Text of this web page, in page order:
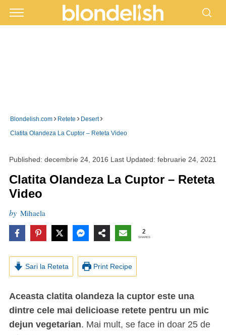
Blondelish.com › Retete › Desert ›
Clatita Olandeza La Cuptor – Reteta Video
Published: decembrie 24, 2016 Last Updated: februarie 24, 2021
Clatita Olandeza La Cuptor – Reteta
Video
by Mihaela
2
SHARES
Sari la Reteta Print Recipe
Aceasta clatita olandeza la cuptor este una
dintre cele mai delicioase retete pentru un mic
dejun vegetarian. Mai mult, se face in doar 25 de